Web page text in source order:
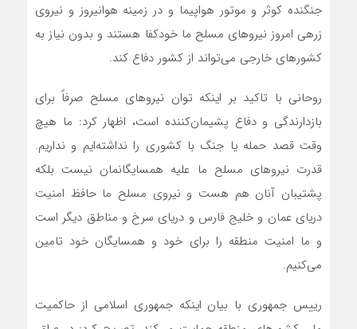
جنگنده کوثر و موتور هواپیما و در زمینه هوانیروز و نیروی
زرهی امروز نیروهای مسلح ما خودکفا هستند و بدون نیاز به
کشورهای خارجی می‌تواند از کشور دفاع کند.
روحانی با تاکید بر اینکه توان نیروهای مسلح صرفاً برای
بازدارندگی و دفاع پشیمان‌کننده است، اظهار کرد: ما هیچ
وقت قصد حمله یا جنگ با کشوری را نداشته‌ایم و نداریم.
قدرت نیروهای مسلح ما علیه همسایگانمان نیست بلکه
پشتیبان آنان هم هست و نیروی مسلح ما حافظ امنیت
دریای عمان و خلیج فارس و دریای سرخ و مناطق دیگر است
و ما امنیت منطقه را برای خود و همسایگان خود تامین
می‌کنیم.
رییس جمهوری با بیان اینکه جمهوری اسلامی از حاکمیت